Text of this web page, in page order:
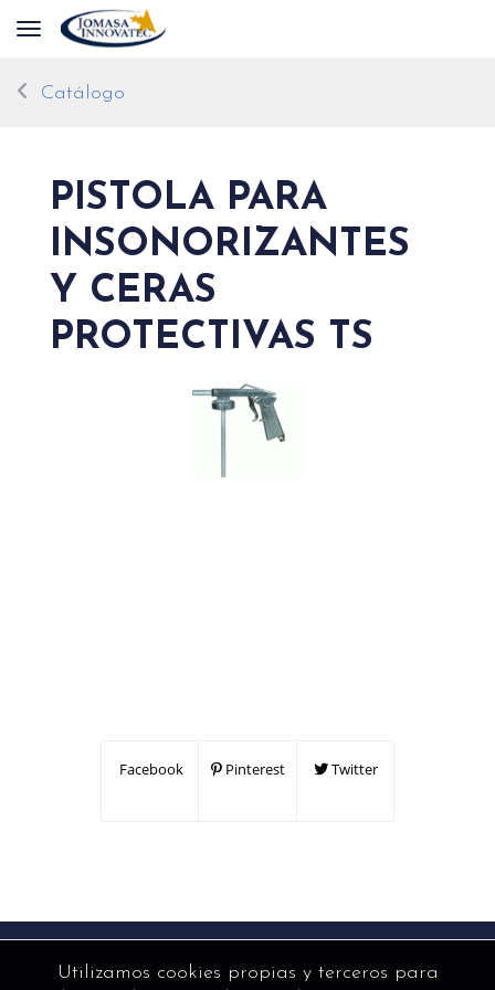
Toggle navigation
Catálogo
PISTOLA PARA
INSONORIZANTES
Y CERAS
PROTECTIVAS TS
Facebook Pinterest Twitter
Utilizamos cookies propias y terceros para